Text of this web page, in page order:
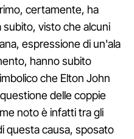
certamente, ha
visto che alcuni
espressione di un'ala
hanno subito
che Elton John
delle coppie
noto è infatti tra gli
questa causa, sposato